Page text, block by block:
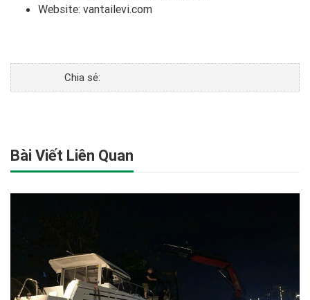
Website: vantailevi.com
Chia sẻ:
Bài Viết Liên Quan